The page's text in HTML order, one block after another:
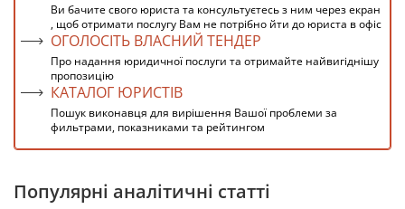
Ви бачите свого юриста та консультуєтесь з ним через екран
, щоб отримати послугу Вам не потрібно йти до юриста в офіс
ОГОЛОСІТЬ ВЛАСНИЙ ТЕНДЕР
Про надання юридичної послуги та отримайте найвигіднішу
пропозицію
КАТАЛОГ ЮРИСТІВ
Пошук виконавця для вирішення Вашої проблеми за
фильтрами, показниками та рейтингом
Популярні аналітичні статті